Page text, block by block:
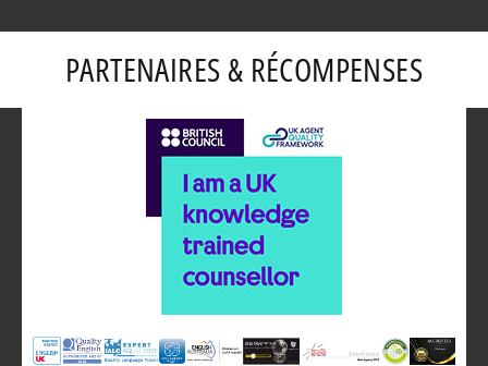
PARTENAIRES & RÉCOMPENSES